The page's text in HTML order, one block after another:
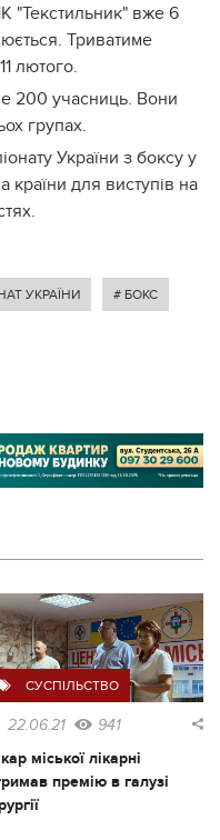
"Текстильник" вже 6
Триватиме
лютого.
200 учасниць. Вони
групах.
України з боксу у
країни для виступів на
УКРАЇНИ # БОКС
СУСПІЛЬСТВО
22.06.21 941
міської лікарні
премію в галузі